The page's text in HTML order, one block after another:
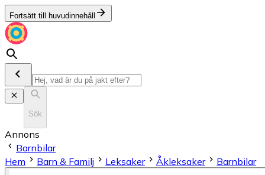
Fortsätt till huvudinnehåll
Sök
Annons
Barnbilar
Hem
Barn & Familj Leksaker Åkleksaker Barnbilar